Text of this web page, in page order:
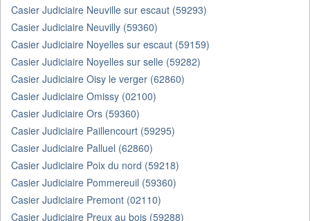
Casier Judiciaire Neuville sur escaut (59293)
Casier Judiciaire Neuvilly (59360)
Casier Judiciaire Noyelles sur escaut (59159)
Casier Judiciaire Noyelles sur selle (59282)
Casier Judiciaire Oisy le verger (62860)
Casier Judiciaire Omissy (02100)
Casier Judiciaire Ors (59360)
Casier Judiciaire Paillencourt (59295)
Casier Judiciaire Palluel (62860)
Casier Judiciaire Poix du nord (59218)
Casier Judiciaire Pommereuil (59360)
Casier Judiciaire Premont (02110)
Casier Judiciaire Preux au bois (59288)